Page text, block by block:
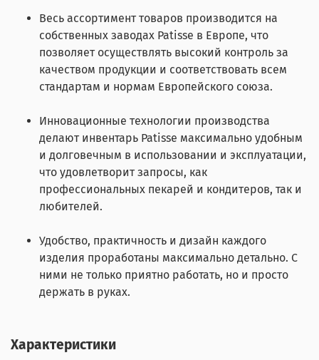
Весь ассортимент товаров производится на
собственных заводах Patisse в Европе, что
позволяет осуществлять высокий контроль за
качеством продукции и соответствовать всем
стандартам и нормам Европейского союза.
Инновационные технологии производства
делают инвентарь Patisse максимально удобным
и долговечным в использовании и эксплуатации,
что удовлетворит запросы, как
профессиональных пекарей и кондитеров, так и
любителей.
Удобство, практичность и дизайн каждого
изделия проработаны максимально детально. С
ними не только приятно работать, но и просто
держать в руках.
Характеристики